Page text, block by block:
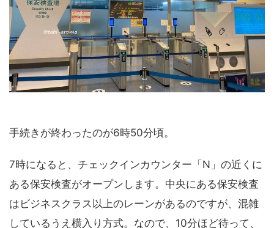
手続きが終わったのが6時50分頃。
7時になると、チェックインカウンター「N」の近くに
ある保安検査がオープンします。中央にある保安検査
はビジネスクラス以上のレーンがあるのですが、混雑
しているうえ横入り方式。なので、10分ほど待って、